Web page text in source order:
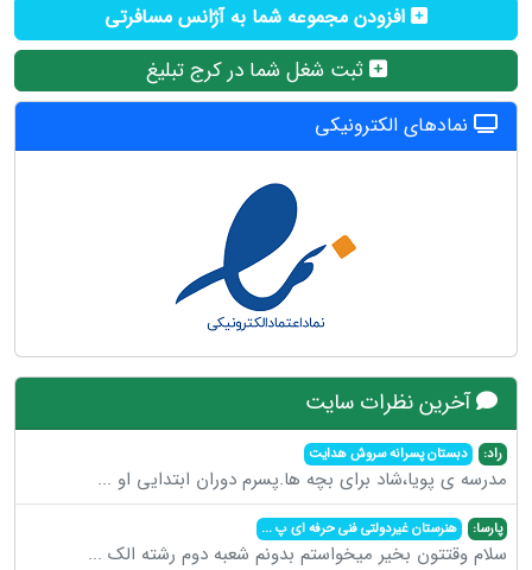
افزودن مجموعه شما به آژانس مسافرتی
ثبت شغل شما در کرج تبلیغ
نمادهای الکترونیکی
آخرین نظرات سایت
راد: دبستان پسرانه سروش هدایت
مدرسه ی پویا،شاد برای بچه ها.پسرم دوران ابتدایی او ...
پارسا: هنرستان غیردولتی فنی حرفه ای پ...
سلام وقتتون بخیر میخواستم بدونم شعبه دوم رشته الک ...